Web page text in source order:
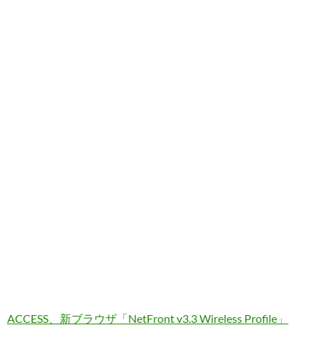
ACCESS、新ブラウザ「NetFront v3.3 Wireless Profile」